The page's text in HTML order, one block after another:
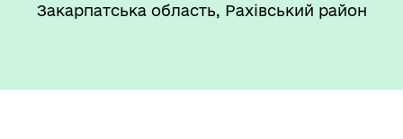
Закарпатська область, Рахівський район